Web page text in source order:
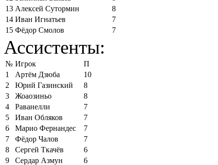
13 Алексей Сутормин
8
14 Иван Игнатьев
7
15 Фёдор Смолов 7
Ассистенты:
№ Игрок
П
1
Артём Дзюба
10
2
Юрий Газинский
8
3
Жоаозиньо
8
4
Раванелли
7
5
Иван Обляков
7
6
Марио Фернандес
7
7
Фёдор Чалов
7
8
Сергей Ткачёв
6
9
Сердар Азмун
6